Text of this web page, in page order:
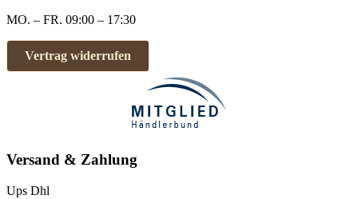
MO. – FR. 09:00 – 17:30
Vertrag widerrufen
Versand & Zahlung
Ups Dhl